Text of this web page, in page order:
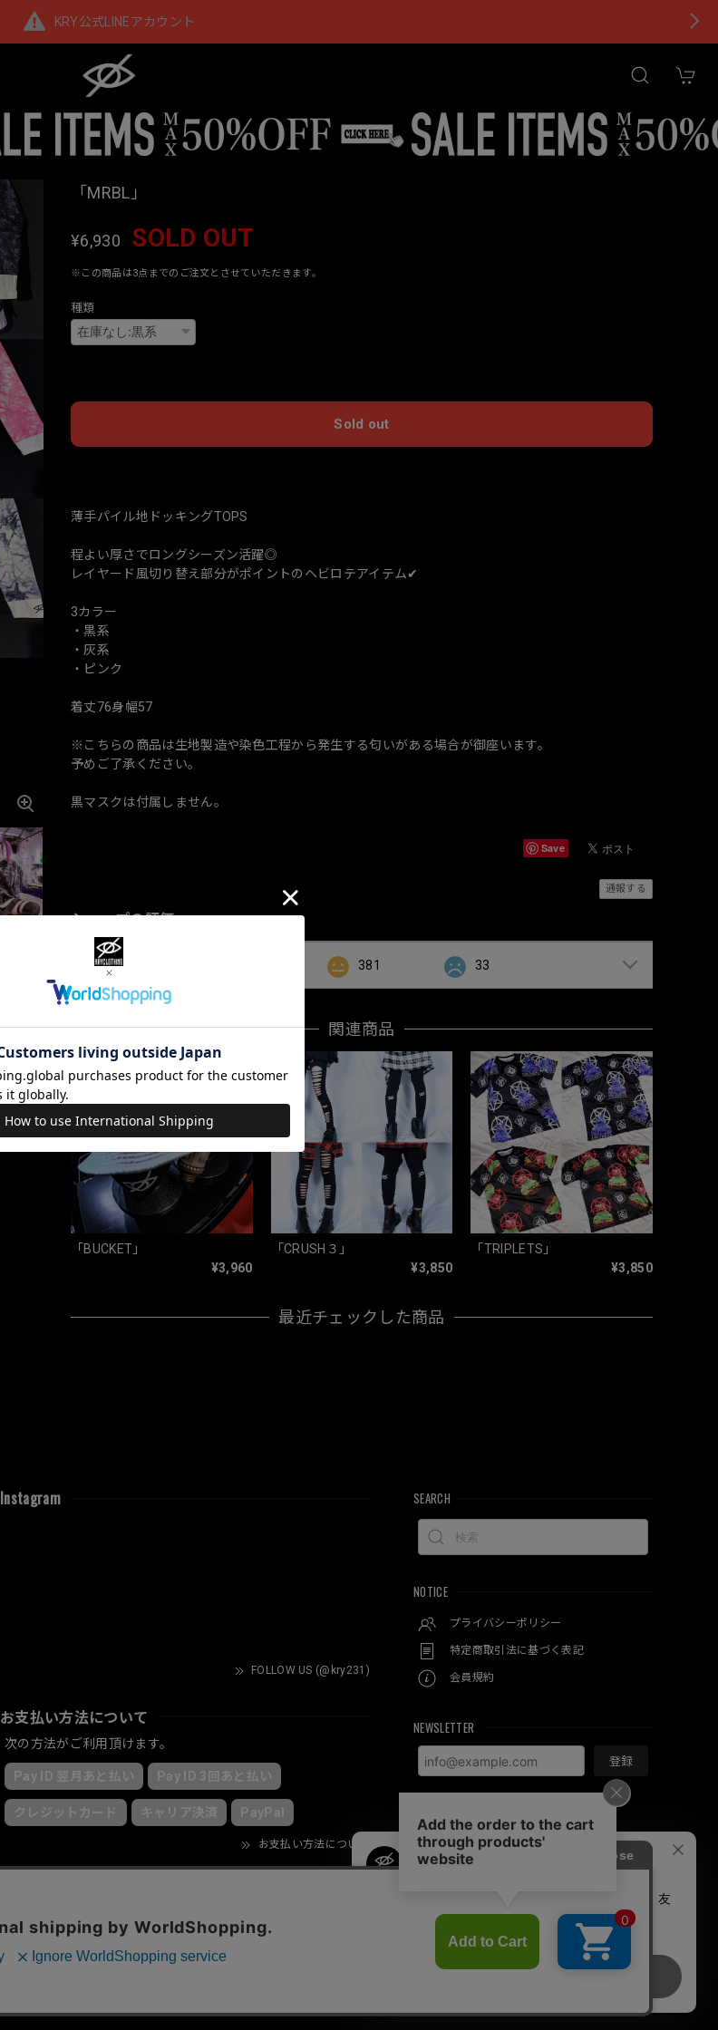
KRY公式LINEアカウント
「MRBL」
¥6,930 SOLD OUT
※この商品は3点までのご注文とさせていただきます。
種類
Sold out
薄手パイル地ドッキングTOPS
程よい厚さでロングシーズン活躍◎
レイヤード風切り替え部分がポイントのヘビロテアイテム✔︎
3カラー
・黒系
・灰系
・ピンク
着丈76身幅57
※こちらの商品は生地製造や染色工程から発生する匂いがある場合が御座います。
予めご了承ください。
黒マスクは付属しません。
Save
通報する
ショップの評価
すべて 381 33
関連商品
「BUCKET」
¥3,960
「CRUSH３」
¥3,850
「TRIPLETS」
¥3,850
最近チェックした商品
Instagram
FOLLOW US (@kry231)
お支払い方法について
次の方法がご利用頂けます。
Pay ID 翌月あと払い Pay ID 3回あと払い
クレジットカード キャリア決済 PayPal
お支払い方法について
SEARCH
NOTICE
プライバシーポリシー
特定商取引法に基づく表記
会員規約
NEWSLETTER
登録
© KRY clothing